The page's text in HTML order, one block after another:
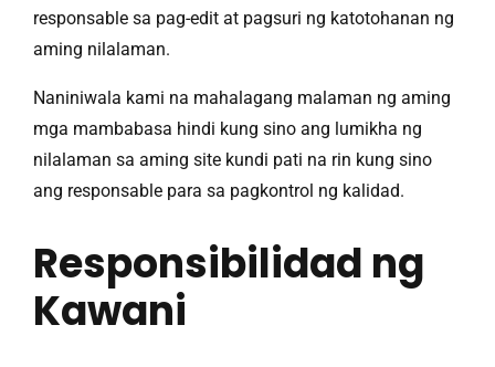
responsable sa pag-edit at pagsuri ng katotohanan ng
aming nilalaman.
Naniniwala kami na mahalagang malaman ng aming
mga mambabasa hindi kung sino ang lumikha ng
nilalaman sa aming site kundi pati na rin kung sino
ang responsable para sa pagkontrol ng kalidad.
Responsibilidad ng
Kawani